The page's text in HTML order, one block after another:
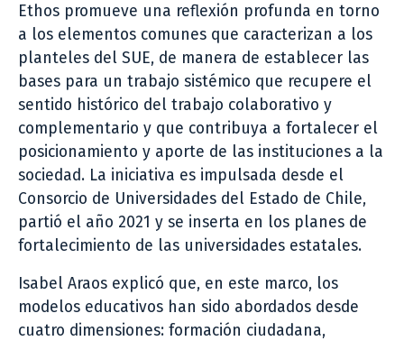
Ethos promueve una reflexión profunda en torno
a los elementos comunes que caracterizan a los
planteles del SUE, de manera de establecer las
bases para un trabajo sistémico que recupere el
sentido histórico del trabajo colaborativo y
complementario y que contribuya a fortalecer el
posicionamiento y aporte de las instituciones a la
sociedad. La iniciativa es impulsada desde el
Consorcio de Universidades del Estado de Chile,
partió el año 2021 y se inserta en los planes de
fortalecimiento de las universidades estatales.
Isabel Araos explicó que, en este marco, los
modelos educativos han sido abordados desde
cuatro dimensiones: formación ciudadana,